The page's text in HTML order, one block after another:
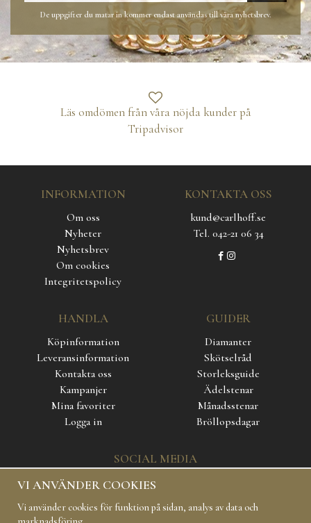
De uppgifter du matar in kommer endast användas till våra nyhetsbrev.
Läs omdömen från våra nöjda kunder på
Tripadvisor
INFORMATION
Om oss
Nyheter
Nyhetsbrev
Om cookies
Integritetspolicy
KONTAKTA OSS
kund@carlhoff.se
Tel. 042-21 06 34
HANDLA
Köpinformation
Leveransinformation
Kontakta oss
Kampanjer
Mina favoriter
Logga in
GUIDER
Diamanter
Skötselråd
Storleksguide
Ädelstenar
Månadsstenar
Bröllopsdagar
SOCIAL MEDIA
VI ANVÄNDER COOKIES
Vi använder cookies för funktion på sidan, analys av data och